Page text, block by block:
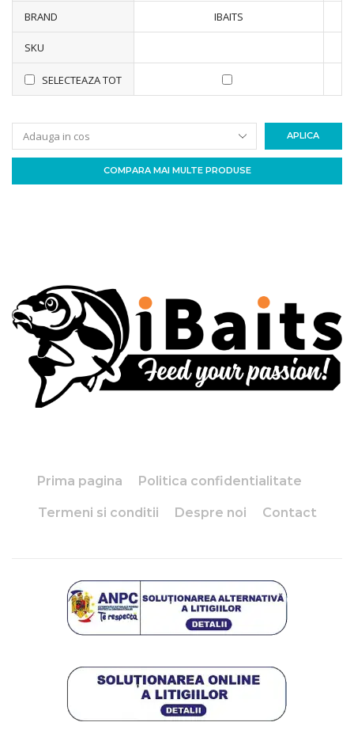
BRAND IBAITS
SKU
SELECTEAZA TOT
APLICA
COMPARA MAI MULTE PRODUSE
Prima pagina Politica confidentialitate
Termeni si conditii Despre noi Contact